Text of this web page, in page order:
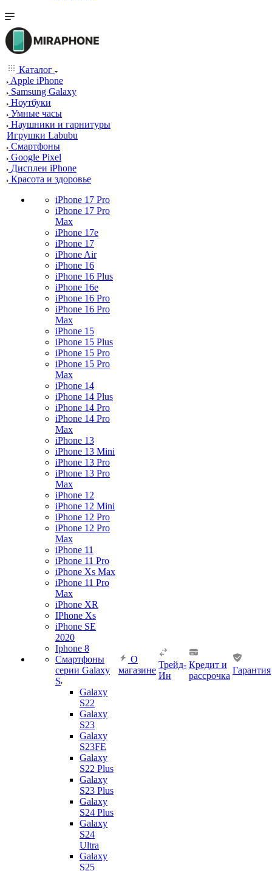
Каталог
Apple iPhone
Samsung Galaxy
Ноутбуки
Умные часы
Наушники и гарнитуры
Игрушки Labubu
Смартфоны
Google Pixel
Дисплеи iPhone
Красота и здоровье
iPhone 17 Pro
iPhone 17 Pro
Max
iPhone 17e
iPhone 17
iPhone Air
iPhone 16
iPhone 16 Plus
iPhone 16e
iPhone 16 Pro
iPhone 16 Pro
Max
iPhone 15
iPhone 15 Plus
iPhone 15 Pro
iPhone 15 Pro
Max
iPhone 14
iPhone 14 Plus
iPhone 14 Pro
iPhone 14 Pro
Max
iPhone 13
iPhone 13 Mini
iPhone 13 Pro
iPhone 13 Pro
Max
iPhone 12
iPhone 12 Mini
iPhone 12 Pro
iPhone 12 Pro
Max
iPhone 11
iPhone 11 Pro
iPhone Xs Max
iPhone 11 Pro
Max
iPhone XR
IPhone Xs
iPhone SE
2020
Iphone 8
Смартфоны
серии Galaxy
S
Galaxy
S22
Galaxy
S23
Galaxy
S23FE
Galaxy
S22 Plus
Galaxy
S23 Plus
Galaxy
S24 Plus
Galaxy
S24
Ultra
Galaxy
S25
О
магазине
Трейд-
Ин
Кредит и
рассрочка
Гарантия